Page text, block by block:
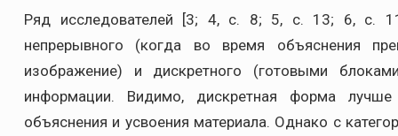
Ряд исследователей [3; 4, с. 8; 5, с. 13; 6, с.
непрерывного (когда во время объяснения
изображение) и дискретного (готовыми
информации. Видимо, дискретная форма
объяснения и усвоения материала. Однако с